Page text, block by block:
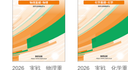
2026 実戦 物理重
2026 実戦 化学重